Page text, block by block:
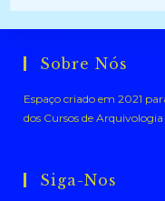
Sobre Nós
Espaço criado em 2021
dos Cursos de
Siga-Nos